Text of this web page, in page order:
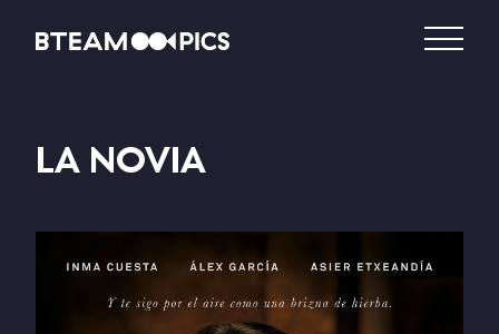
DISTRIBUCIÓN
LA NOVIA